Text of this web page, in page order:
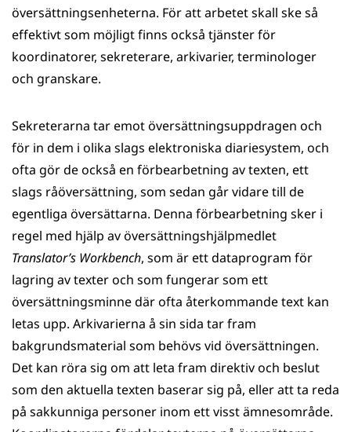
översättningsenheterna. För att arbetet skall ske så
effektivt som möjligt finns också tjänster för
koordinatorer, sekreterare, arkivarier, terminologer
och granskare.
Sekreterarna tar emot översättningsuppdragen och
för in dem i olika slags elektroniska diarie­system, och
ofta gör de också en förbearbetning av texten, ett
slags rå­översättning, som sedan går vidare till de
egentliga översättarna. Denna förbearbetning sker i
regel med hjälp av översättningshjälpmedlet
Translator’s Workbench, som är ett dataprogram för
lagring av texter och som fungerar som ett
översättningsminne där ofta återkommande text kan
letas upp. Arkivarierna å sin sida tar fram
bakgrundsmaterial som behövs vid översättning­en.
Det kan röra sig om att leta fram direktiv och beslut
som den aktuella texten baserar sig på, eller att ta reda
på sakkunniga personer inom ett visst ämnesområde.